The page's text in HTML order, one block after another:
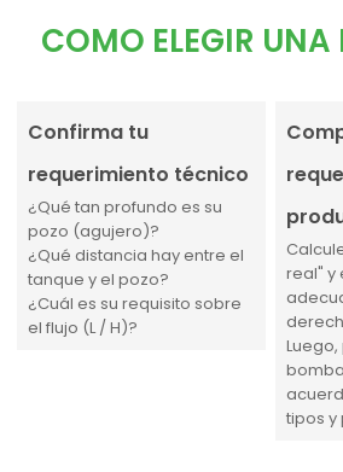
COMO ELEGIR
Confirma tu
requerimiento técnico
¿Qué tan profundo es su
pozo (agujero)?
¿Qué distancia hay entre el
tanque y el pozo?
¿Cuál es su requisito sobre
el flujo (L / H)?
real" y
tipos y